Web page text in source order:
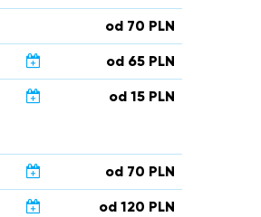
od 70 PLN
od 65 PLN
od 15 PLN
od 70 PLN
od 120 PLN